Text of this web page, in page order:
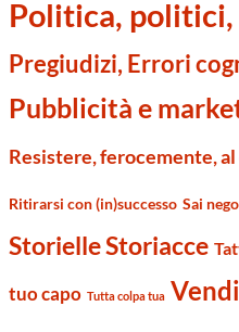
Politica,
Pregiudizi, Errori
Pubblicità e
Resistere, ferocemente,
Ritirarsi con (in)successo Sai
Storielle Storiacce
tuo capo Tutta colpa tua